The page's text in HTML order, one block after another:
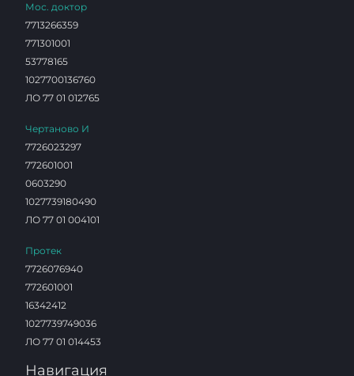
Мос. доктор
7713266359
771301001
53778165
1027700136760
ЛО 77 01 012765
Чертаново И
7726023297
772601001
0603290
1027739180490
ЛО 77 01 004101
Протек
7726076940
772601001
16342412
1027739749036
ЛО 77 01 014453
Навигация